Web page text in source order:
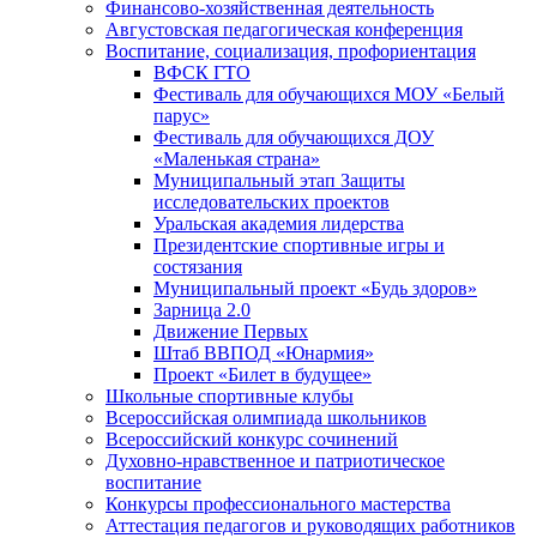
Финансово-хозяйственная деятельность
Августовская педагогическая конференция
Воспитание, социализация, профориентация
ВФСК ГТО
Фестиваль для обучающихся МОУ «Белый
парус»
Фестиваль для обучающихся ДОУ
«Маленькая страна»
Муниципальный этап Защиты
исследовательских проектов
Уральская академия лидерства
Президентские спортивные игры и
состязания
Муниципальный проект «Будь здоров»
Зарница 2.0
Движение Первых
Штаб ВВПОД «Юнармия»
Проект «Билет в будущее»
Школьные спортивные клубы
Всероссийская олимпиада школьников
Всероссийский конкурс сочинений
Духовно-нравственное и патриотическое
воспитание
Конкурсы профессионального мастерства
Аттестация педагогов и руководящих работников